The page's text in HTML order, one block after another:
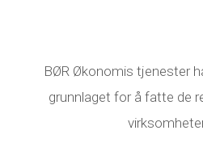
BØR Økonomis tjenester
grunnlaget for å fatte de